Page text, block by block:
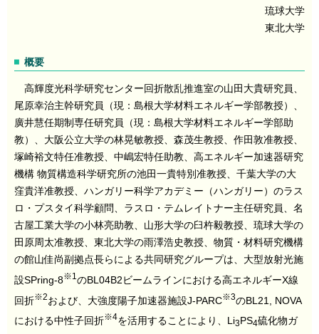
琉球大学
東北大学
概要
高輝度光科学研究センター回折散乱推進室の山田大貴研究員、
尾原幸治主幹研究員（現：島根大学材料エネルギー学部教授）、
廣井慧任期制専任研究員（現：島根大学材料エネルギー学部助
教）、大阪公立大学の林晃敏教授、森茂生教授、作田敦准教授、
塚崎裕文特任准教授、中嶋宏特任助教、高エネルギー加速器研究
機構 物質構造科学研究所の池田一貴特別准教授、千葉大学の大
窪貴洋准教授、ハンガリー科学アカデミー（ハンガリー）のラス
ロ・プスタイ科学顧問、ラスロ・テムレイトナー主任研究員、名
古屋工業大学の小林亮助教、山形大学の臼杵毅教授、琉球大学の
田原周太准教授、東北大学の雨澤浩史教授、物質・材料研究機構
の館山佳尚副拠点長らによる共同研究グループは、大型放射光施
設SPring-8※1 のBL04B2ビームラインにおける高エネルギーX線
回折※2および、大強度陽子加速器施設J-PARC※3のBL21, NOVA
における中性子回折※4を活用することにより、Li3PS4硫化物ガ